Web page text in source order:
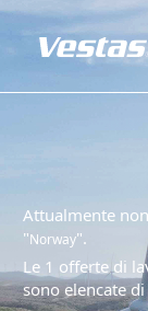
Attualmente
"Norway".
Le 1 offerte di
sono elencate